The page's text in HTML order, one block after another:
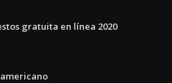
gratuita en línea 2020